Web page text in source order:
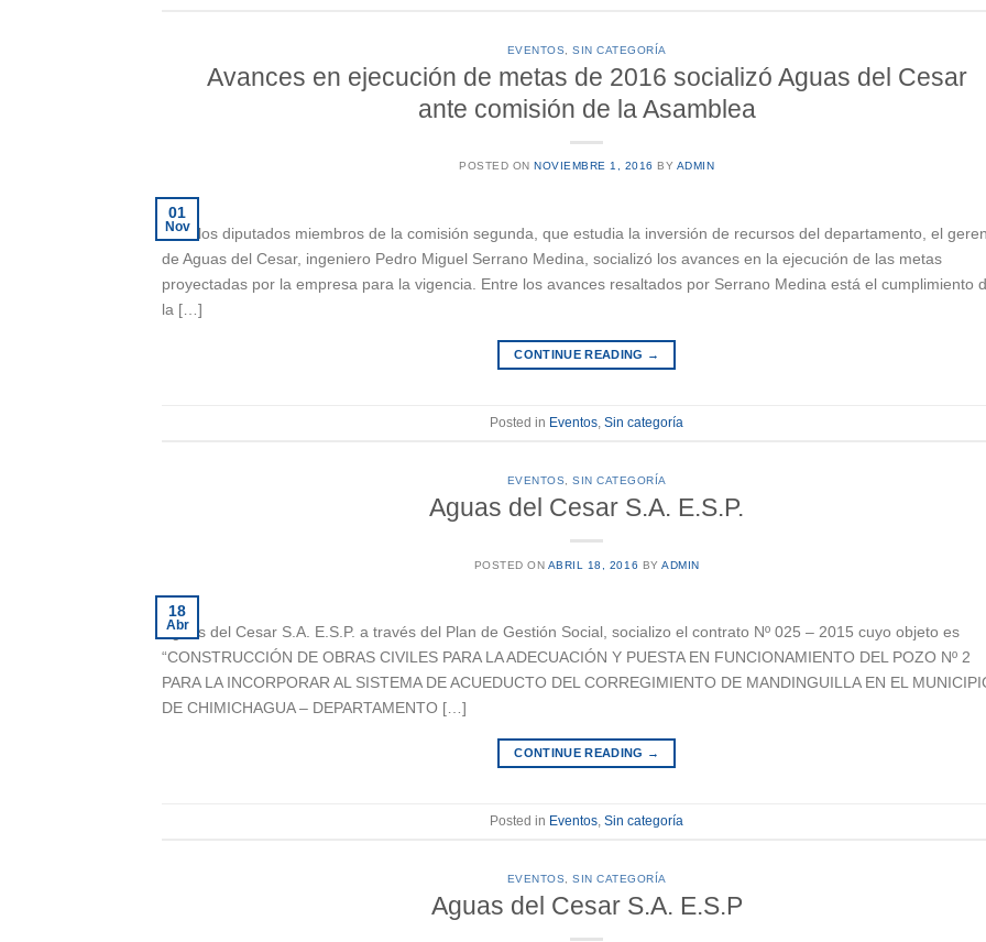
EVENTOS ,SIN CATEGORÍA
Avances en ejecución de metas de 2016 socializó Aguas del Cesar
ante comisión de la Asamblea
POSTED ONNOVIEMBRE 1, 2016 BY ADMIN
01
Nov
Ante los diputados miembros de la comisión segunda, que estudia la inversión de recursos del departamento, el
de Aguas del Cesar, ingeniero Pedro Miguel Serrano Medina, socializó los avances en la ejecución de las metas
proyectadas por la empresa para la vigencia. Entre los avances resaltados por Serrano Medina está el cumplimiento
la […]
CONTINUE READING →
Posted in Eventos ,Sin categoría
EVENTOS ,SIN CATEGORÍA
Aguas del Cesar S.A. E.S.P.
POSTED ON ABRIL 18, 2016 BYADMIN
18
Abr
Aguas del Cesar S.A. E.S.P. a través del Plan de Gestión Social, socializo el contrato Nº 025 – 2015 cuyo objeto es
“CONSTRUCCIÓN DE OBRAS CIVILES PARA LA ADECUACIÓN Y PUESTA EN FUNCIONAMIENTO DEL POZO Nº 2
PARA LA INCORPORAR AL SISTEMA DE ACUEDUCTO DEL CORREGIMIENTO DE MANDINGUILLA EN EL
DE CHIMICHAGUA – DEPARTAMENTO […]
CONTINUE READING →
Posted in Eventos ,Sin categoría
EVENTOS ,SIN CATEGORÍA
Aguas del Cesar S.A. E.S.P